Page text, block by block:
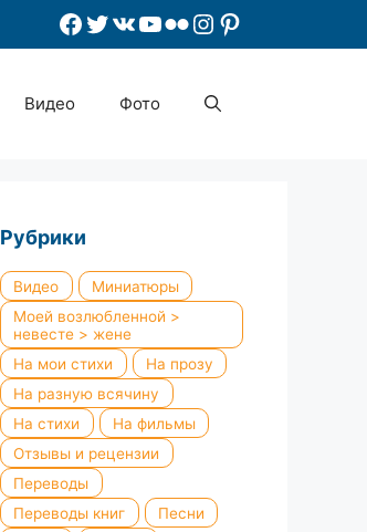
Facebook
Twitter
ВКонтакте
YouTube
Flickr
Instagram
Pinterest
Видео Фото
Рубрики
Видео
Миниатюры
Моей возлюбленной >
невесте > жене
На мои стихи
На прозу
На разную всячину
На стихи
На фильмы
Отзывы и рецензии
Переводы
Переводы книг
Песни